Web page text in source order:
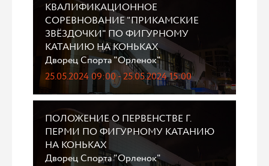
КВАЛИФИКАЦИОННОЕ
СОРЕВНОВАНИЕ "ПРИКАМСКИЕ
ЗВЁЗДОЧКИ" ПО ФИГУРНОМУ
КАТАНИЮ НА КОНЬКАХ
Дворец Спорта "Орленок"
25.05.2024 09:00 - 25.05.2024 15:00
ПОЛОЖЕНИЕ О ПЕРВЕНСТВЕ Г.
ПЕРМИ ПО ФИГУРНОМУ КАТАНИЮ
НА КОНЬКАХ
Дворец Спорта "Орленок"